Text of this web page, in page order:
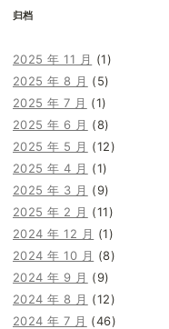
归档
2025 年 11 月 (1)
2025 年 8 月 (5)
2025 年 7 月 (1)
2025 年 6 月 (8)
2025 年 5 月 (12)
2025 年 4 月 (1)
2025 年 3 月 (9)
2025 年 2 月 (11)
2024 年 12 月 (1)
2024 年 10 月 (8)
2024 年 9 月 (9)
2024 年 8 月 (12)
2024 年 7 月 (46)